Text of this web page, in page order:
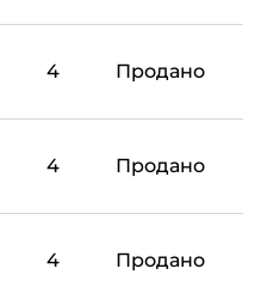
4 Продано
4 Продано
4 Продано